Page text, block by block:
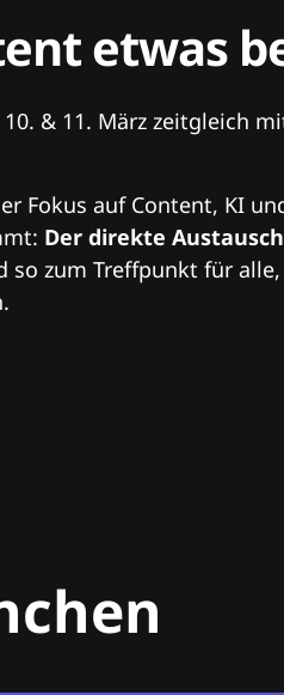
etwas
& 11. März zeitgleich
Fokus auf Content, KI
Der direkte
so zum Treffpunkt für